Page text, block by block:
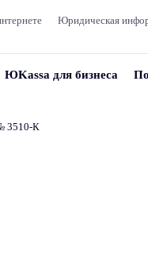
Юридическая
ЮKassa для бизнеса
3510‑К